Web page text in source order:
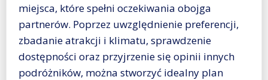
miejsca, które spełni oczekiwania obojga
partnerów. Poprzez uwzględnienie preferencji,
zbadanie atrakcji i klimatu, sprawdzenie
dostępności oraz przyjrzenie się opinii innych
podróżników, można stworzyć idealny plan